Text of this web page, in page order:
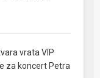
vrata VIP
za koncert Petra